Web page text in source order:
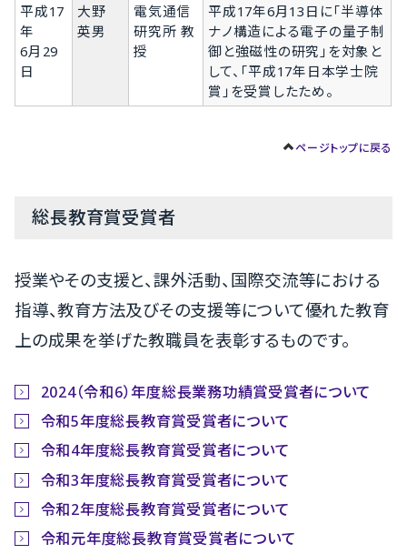
平成17
年
6月29
日
大野
英男
電気通信
研究所 教
授
平成17年6月13日に「半導体
ナノ構造による電子の量子制
御と強磁性の研究」を対象と
して、「平成17年日本学士院
賞」を受賞したため。
ページトップに戻る
総長教育賞受賞者
授業やその支援と、課外活動、国際交流等における
指導、教育方法及びその支援等について優れた教育
上の成果を挙げた教職員を表彰するものです。
2024（令和6）年度総長業務功績賞受賞者について
令和5年度総長教育賞受賞者について
令和4年度総長教育賞受賞者について
令和3年度総長教育賞受賞者について
令和2年度総長教育賞受賞者について
令和元年度総長教育賞受賞者について